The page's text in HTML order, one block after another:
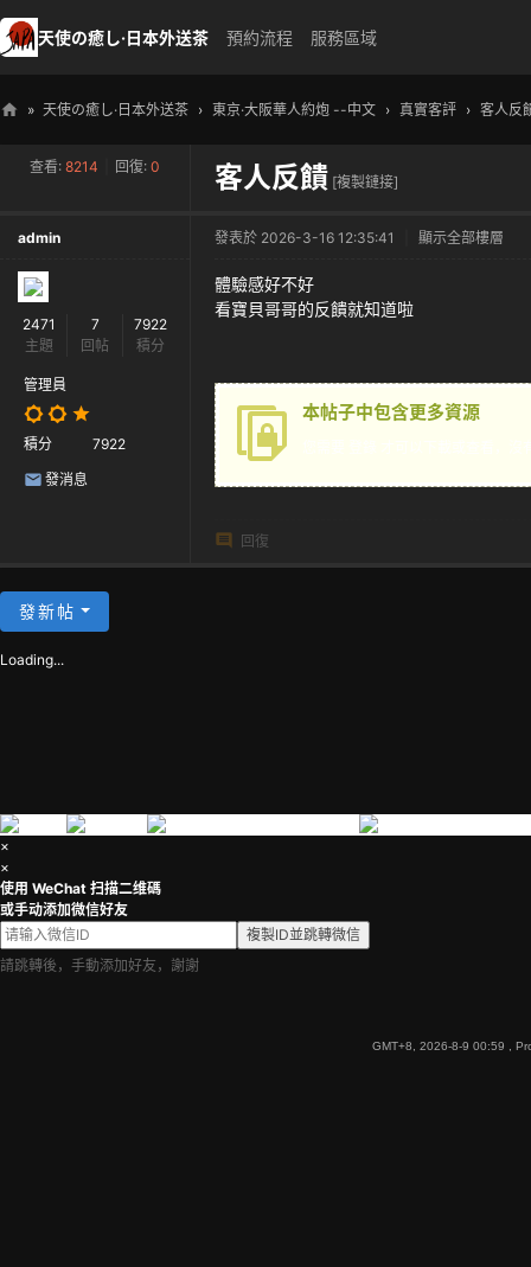
天使の癒し·日本外送茶 預約流程 服務區域
癒
» 天使の癒し·日本外送茶 › 東京·大阪華人約炮 --中文 › 真實客評 › 客人反
查看: 8214 回復: 0 客人反饋 [複製鏈接]
admin
2471
主題
7
回帖
7922
積分
管理員
積分 7922
發消息
發表於 2026-3-16 12:35:41 顯示全部樓層
體驗感好不好
看寶貝哥哥的反饋就知道啦
本帖子中包含更多資源
回復
發新帖
Loading...
×
×
使用 WeChat 扫描二维碼
或手动添加微信好友
複製ID並跳轉微信
請跳轉後，手動添加好友，謝謝
GMT+8, 2026-8-9 00:59 ,